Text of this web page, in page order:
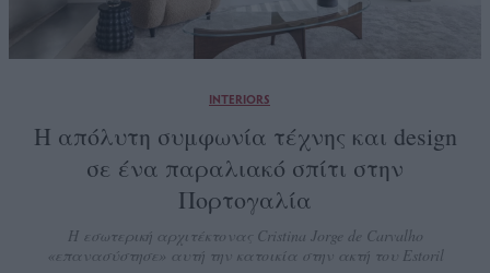
INTERIORS
Η απόλυτη συμφωνία τέχνης και design
σε ένα παραλιακό σπίτι στην
Πορτογαλία
Η εσωτερική αρχιτέκτονας Cristina Jorge de Carvalho
«επανασύστησε» αυτή την κατοικία στην ακτή του Estoril